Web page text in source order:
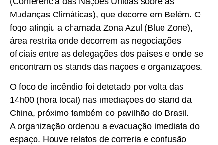
Mudanças Climáticas), que decorre em Belém. O
fogo atingiu a chamada Zona Azul (Blue Zone),
área restrita onde decorrem as negociações
oficiais entre as delegações dos países e onde se
encontram os stands das nações e organizações.
O foco de incêndio foi detetado por volta das
14h00 (hora local) nas imediações do stand da
China, próximo também do pavilhão do Brasil.
A organização ordenou a evacuação imediata do
espaço. Houve relatos de correria e confusão